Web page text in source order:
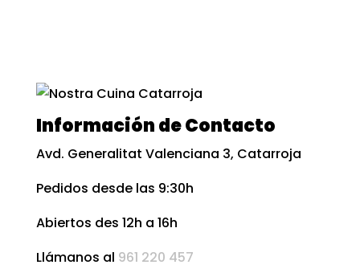
Información de Contacto
Avd. Generalitat Valenciana 3, Catarroja
Pedidos desde las 9:30h
Abiertos des 12h a 16h
Llámanos al 961 220 457